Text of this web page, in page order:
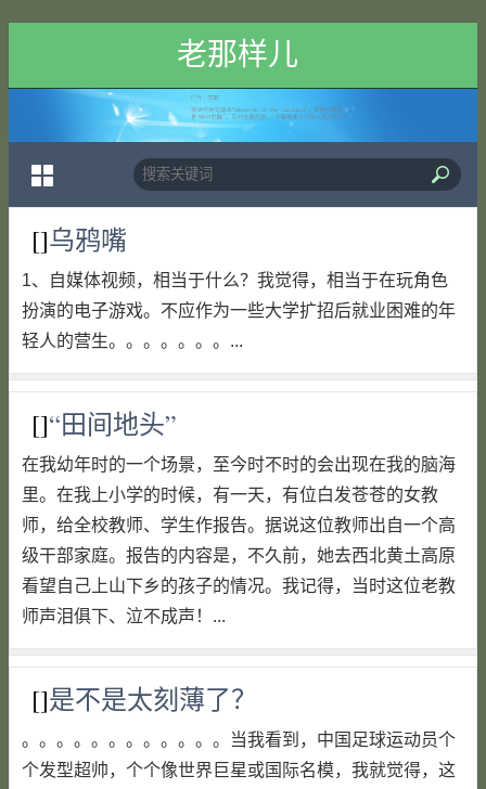
老那样儿
[]乌鸦嘴
1、自媒体视频，相当于什么？我觉得，相当于在玩角色
扮演的电子游戏。不应作为一些大学扩招后就业困难的年
轻人的营生。。。。。。。...
[]“田间地头”
在我幼年时的一个场景，至今时不时的会出现在我的脑海
里。在我上小学的时候，有一天，有位白发苍苍的女教
师，给全校教师、学生作报告。据说这位教师出自一个高
级干部家庭。报告的内容是，不久前，她去西北黄土高原
看望自己上山下乡的孩子的情况。我记得，当时这位老教
师声泪俱下、泣不成声！...
[]是不是太刻薄了？
。。。。。。。。。。。。当我看到，中国足球运动员个
个发型超帅，个个像世界巨星或国际名模，我就觉得，这